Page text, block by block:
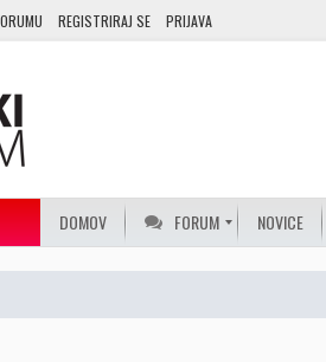
REGISTRIRAJ SE PRIJAVA
DOMOV FORUM NOVICE